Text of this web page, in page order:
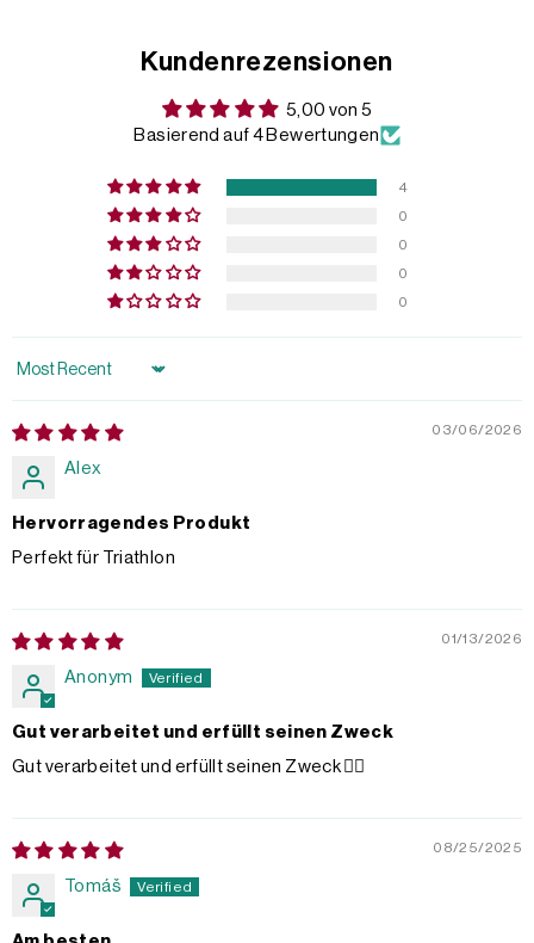
Kundenrezensionen
5,00 von 5
Basierend auf 4 Bewertungen
4
0
0
0
0
Sort by
03/06/2026
Alex
Hervorragendes Produkt
Perfekt für Triathlon
01/13/2026
Anonym
Gut verarbeitet und erfüllt seinen Zweck
Gut verarbeitet und erfüllt seinen Zweck 👍🏻
08/25/2025
Tomáš